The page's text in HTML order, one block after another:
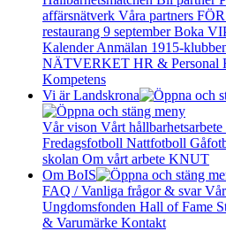
affärsnätverk Våra partners
restaurang 9 septemberBoka
KalenderAnmälan 1915-
NÄTVERKET HR & Personal
Kompetens
Vi är Landskrona
Vår vison Vårt hållbarhetsarbete
Fredagsfotboll Nattfotboll
skolan Om vårt arbete KNUT
Om BoIS
FAQ / Vanliga frågor & svar
Ungdomsfonden Hall of Fame
& Varumärke Kontakt